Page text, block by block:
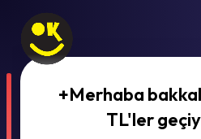
+Merhaba
TL'ler